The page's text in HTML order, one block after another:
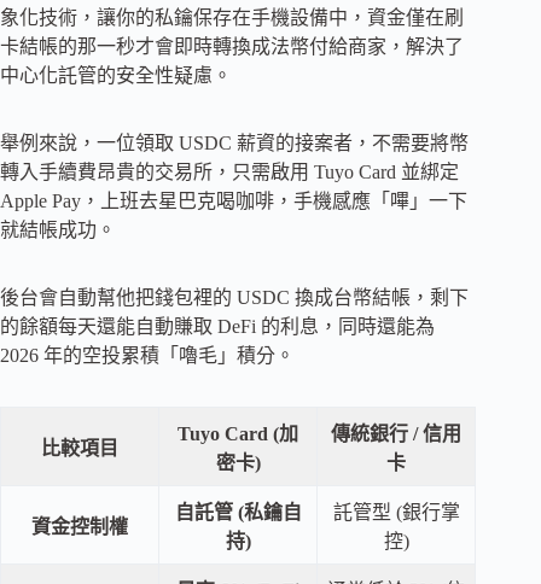
象化技術，讓你的私鑰保存在手機設備中，資金僅在刷
卡結帳的那一秒才會即時轉換成法幣付給商家，解決了
中心化託管的安全性疑慮。
舉例來說，一位領取 USDC 薪資的接案者，不需要將幣
轉入手續費昂貴的交易所，只需啟用 Tuyo Card 並綁定
Apple Pay，上班去星巴克喝咖啡，手機感應「嗶」一下
就結帳成功。
後台會自動幫他把錢包裡的 USDC 換成台幣結帳，剩下
的餘額每天還能自動賺取 DeFi 的利息，同時還能為
2026 年的空投累積「嚕毛」積分。
比較項目
Tuyo Card (加
密卡)
傳統銀行 / 信用
卡
資金控制權
自託管 (私鑰自
持)
託管型 (銀行掌
控)